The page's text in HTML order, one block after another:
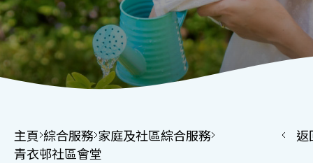
主頁 綜合服務 家庭及社區綜合服務
青衣邨社區會堂
返